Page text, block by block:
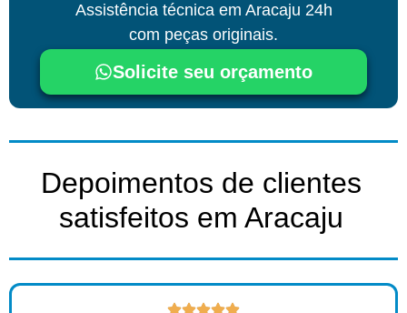
Assistência técnica em Aracaju 24h
com peças originais.
Solicite seu orçamento
Depoimentos de clientes
satisfeitos em Aracaju